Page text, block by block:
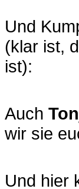
Und
(klar ist,
ist):
Auch
wir sie
Und hier